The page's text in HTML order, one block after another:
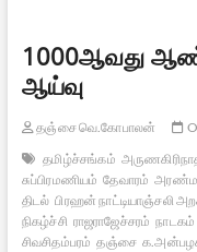
1000ஆவது
ஆய்வு
தஞ்சை வெ.கோபாலன்
தமிழ்ச்சங்கம்
சுப்பிரமணியம் தேவாரம்
திடல் பிரஹன் நாட்டியாஞ்சலி
நிகழ்ச்சி ராஜராஜேச்சரம் நாடகம்
சிவசிதம்பரம் தஞ்சை